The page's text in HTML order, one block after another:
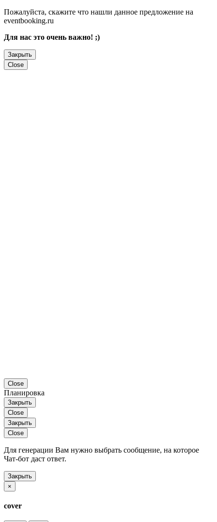
Пожалуйста, скажите что нашли данное предложение на
eventbooking.ru
Для нас это очень важно! ;)
Закрыть
Close
Close
Планировка
Закрыть
Close
Закрыть
Close
Для генерации Вам нужно выбрать сообщение, на которое
Чат-бот даст ответ.
Закрыть
×
cover